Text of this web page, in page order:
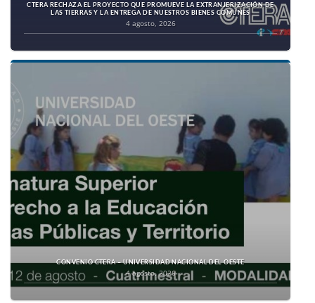
CTERA RECHAZA EL PROYECTO QUE PROMUEVE LA EXTRANJERIZACIÓN DE
LAS TIERRAS Y LA ENTREGA DE NUESTROS BIENES COMUNES
4 agosto, 2026
CONVENIO CTERA – UNIVERSIDAD NACIONAL DEL OESTE
4 agosto, 2026